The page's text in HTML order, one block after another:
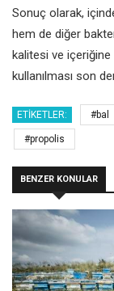
Sonuç olarak,
hem de diğer
kalitesi ve
kullanılması son
ETIKETLER: #bal
#propolis
BENZER KONULAR